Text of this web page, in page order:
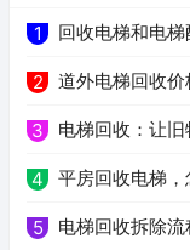
1 回收电梯和电
2 道外电梯回收
3 电梯回收：让
4 平房回收电梯，
5 电梯回收拆除